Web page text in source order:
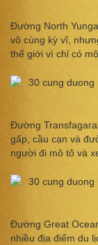
Đường North
vô cùng kỳ vĩ,
thế giới vì chỉ có
Đường
gấp, cầu cạn và
người đi mô tô và
Đường Great
nhiều địa điểm du